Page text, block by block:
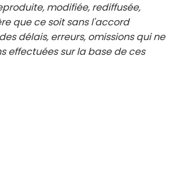
modifiée, rediffusée,
que ce soit sans l'accord
délais, erreurs, omissions qui ne
effectuées sur la base de ces